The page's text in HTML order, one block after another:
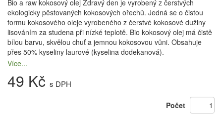
Bio a raw kokosový olej Zdravý den je vyrobený z čerstvých
ekologicky pěstovaných kokosových ořechů. Jedná se o čistou
formu kokosového oleje vyrobeného z čerstvé kokosové dužiny
lisováním za studena při nízké teplotě. Bio kokosový olej má čistě
bílou barvu, skvělou chuť a jemnou kokosovou vůni. Obsahuje
přes 50% kyseliny laurové (kyselina dodekanová).
Více...
49 Kč s DPH
Počet